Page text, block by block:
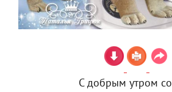
С добрым утром